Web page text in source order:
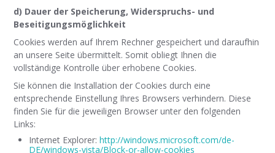
d) Dauer der Speicherung, Widerspruchs- und
Beseitigungsmöglichkeit
Cookies werden auf Ihrem Rechner gespeichert und daraufhin
an unsere Seite übermittelt. Somit obliegt Ihnen die
vollständige Kontrolle über erhobene Cookies.
Sie können die Installation der Cookies durch eine
entsprechende Einstellung Ihres Browsers verhindern. Diese
finden Sie für die jeweiligen Browser unter den folgenden
Links:
Internet Explorer: http://windows.microsoft.com/de-
DE/windows-vista/Block-or-allow-cookies